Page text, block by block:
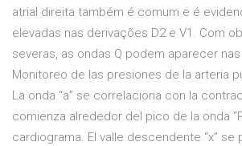
atrial direita também é comum e é
elevadas nas derivações D2 e V1. Com
severas, as ondas Q podem aparecer
Monitoreo de las presiones de la arteria
La onda “a” se correlaciona con la
comienza alrededor del pico de la onda
cardiograma. El valle descendente “x” se